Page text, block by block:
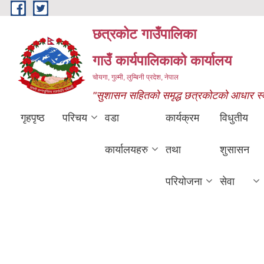
Skip to main content
छत्रकोट गाउँपालिका
गाउँ कार्यपालिकाको कार्यालय
चोयगा, गुल्मी, लुम्बिनी प्रदेश, नेपाल
"सुशासन सहितको समृद्ध छत्रकोटको आधार
गृहपृष्ठ परिचय वडा
कार्यालयहरु
कार्यक्रम
तथा
परियोजना
विधुतीय
शुसासन
सेवा